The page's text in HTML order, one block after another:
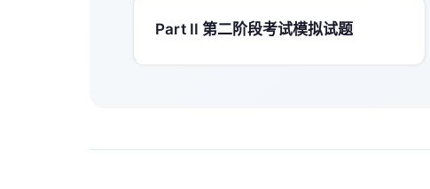
Part II 第二阶段考试模拟试题